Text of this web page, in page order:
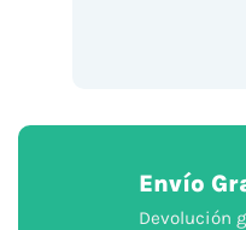
Envío
Devolución